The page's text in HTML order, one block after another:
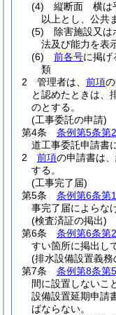
(4)
縦断面 横は
以上とし、公共
(5)
除害施設又
法及び能力を表
(6)
前各号に掲げ
類
2
管理者は、 前項
と認めたときは、
のとする。
(工事委託の申請)
第4条
条例第5条第
道工事委託申請書
2
前項の申請書は
する。
(工事完了届)
第5条
条例第6条第
事完了届によらな
(検査済証の掲出)
第6条
条例第6条第
すい箇所に掲出し
(排水設備設置義務
第7条
条例第8条第
間に設置しないこ
設備設置延期申請
ばならない。